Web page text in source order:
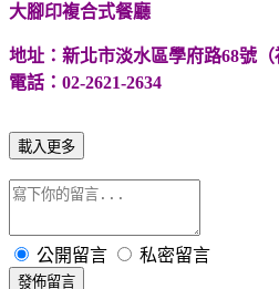
大腳印複合式餐廳
地址：新北市淡水區學府路68號（
電話：02-2621-2634
載入更多
公開留言 私密留言
發佈留言